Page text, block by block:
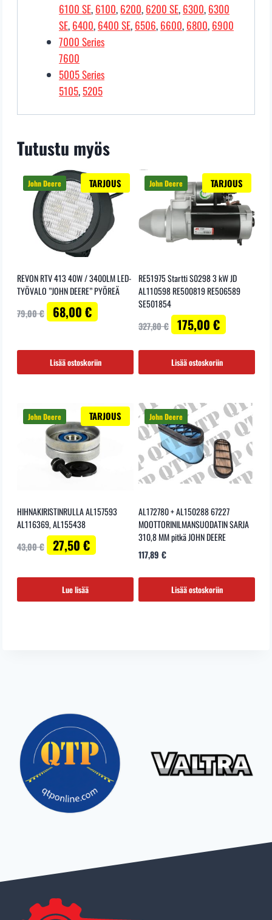
6100 SE, 6100, 6200, 6200 SE, 6300, 6300
SE, 6400, 6400 SE, 6506, 6600, 6800, 6900
7000 Series
7600
5005 Series
5105,5205
Tutustu myös
TARJOUS
REVON RTV 413 40W / 3400LM LED-
TYÖVALO ”JOHN DEERE” PYÖREÄ
79,00€Alkuperäinen
hinta
79,00 €.
68,00 € Nykyinen
hinta
68,00 €.
Lisää ostoskoriin
TARJOUS
RE51975 Startti S0298 3 kW JD
AL110598 RE500819 RE506589
SE501854
327,80€Alkuperäinen
hinta
oli:
327,80 €.
175,00 € Nykyinen
hinta
on:
Lisää ostoskoriin
TARJOUS
HIHNAKIRISTINRULLA AL157593
AL116369, AL155438
43,00€Alkuperäinen
hinta
43,00 €.
27,50 € Nykyinen
hinta
27,50 €.
Lue lisää
AL172780 + AL150288 67227
MOOTTORINILMANSUODATIN SARJA
310,8 MM pitkä JOHN DEERE
117,89 €
Lisää ostoskoriin